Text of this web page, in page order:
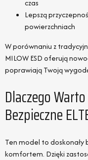
czas
Lepszą
powierzchniach
W porównaniu z
MILOW ESD oferują
poprawiają Twoją
Dlaczego
Bezpieczne
Ten model to doskonały
komfortem. Dzięki